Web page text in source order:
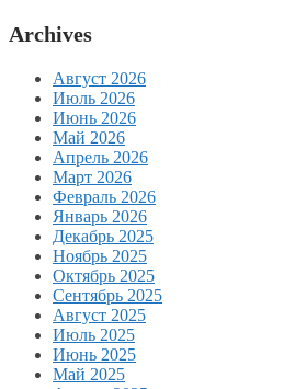
Archives
Август 2026
Июль 2026
Июнь 2026
Май 2026
Апрель 2026
Март 2026
Февраль 2026
Январь 2026
Декабрь 2025
Ноябрь 2025
Октябрь 2025
Сентябрь 2025
Август 2025
Июль 2025
Июнь 2025
Май 2025